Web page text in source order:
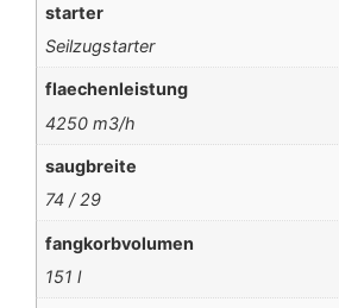
starter
Seilzugstarter
flaechenleistung
4250 m3/h
saugbreite
74 / 29
fangkorbvolumen
151 l